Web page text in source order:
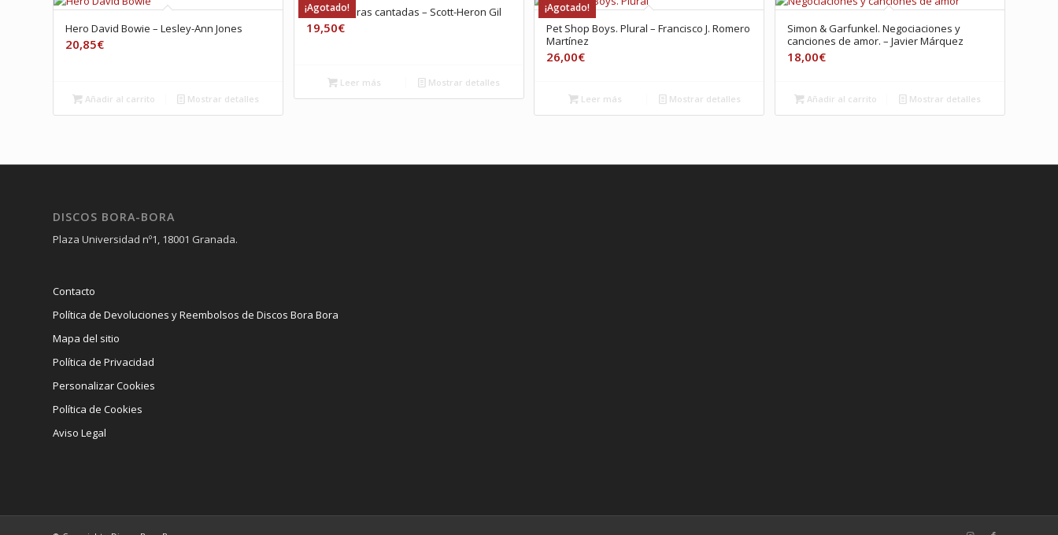
Hero David Bowie – Lesley-Ann Jones
20,85€
Añadir al carrito Mostrar detalles
¡Agotado!
Con las horas cantadas – Scott-Heron Gil
19,50€
Leer más Mostrar detalles
¡Agotado!
Pet Shop Boys. Plural – Francisco J. Romero
Martínez
26,00€
Leer más Mostrar detalles
Simon & Garfunkel. Negociaciones y
canciones de amor. – Javier Márquez
18,00€
Añadir al carrito Mostrar detalles
DISCOS BORA-BORA
Plaza Universidad nº1, 18001 Granada.
Contacto
Política de Devoluciones y Reembolsos de Discos Bora Bora
Mapa del sitio
Política de Privacidad
Personalizar Cookies
Política de Cookies
Aviso Legal